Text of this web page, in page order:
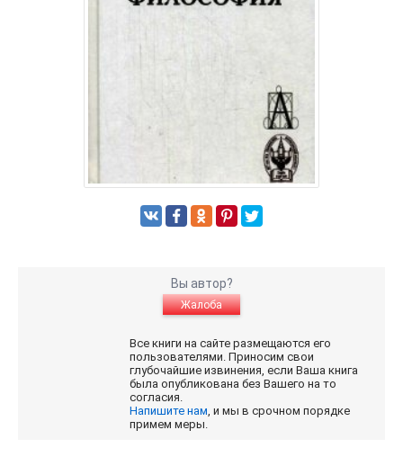
Вы автор?
Жалоба
Все книги на сайте размещаются его
пользователями. Приносим свои
глубочайшие извинения, если Ваша книга
была опубликована без Вашего на то
согласия.
Напишите нам, и мы в срочном порядке
примем меры.